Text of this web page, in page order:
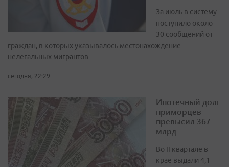
За июль в систему
поступило около
30 сообщений от
граждан, в которых указывалось местонахождение
нелегальных мигрантов
сегодня, 22:29
Ипотечный долг
приморцев
превысил 367
млрд
Во II квартале в
крае выдали 4,1